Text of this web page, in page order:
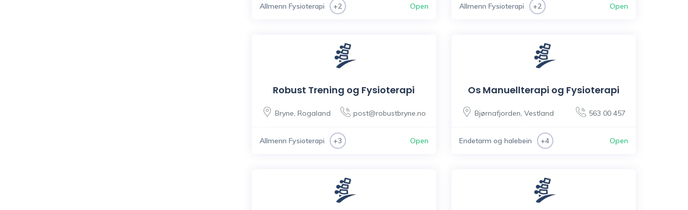
Allmenn Fysioterapi +2 Open Allmenn Fysioterapi +2 Open
Robust Trening og Fysioterapi
Bryne, Rogaland post@robustbryne.no
Allmenn Fysioterapi +3 Open
Os Manuellterapi og Fysioterapi
Bjørnafjorden, Vestland 563 00 457
Endetarm og halebein +4 Open